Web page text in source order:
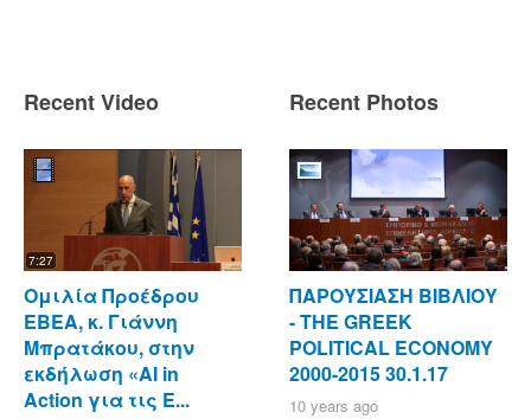
Recent Video
7:27
Ομιλία Προέδρου
ΕΒΕΑ, κ. Γιάννη
Μπρατάκου, στην
εκδήλωση «AI in
Action για τις Ε...
Recent Photos
ΠΑΡΟΥΣΙΑΣΗ ΒΙΒΛΙΟΥ
- ΤΗΕ GREEK
POLITICAL ECONOMY
2000-2015 30.1.17
10 years ago